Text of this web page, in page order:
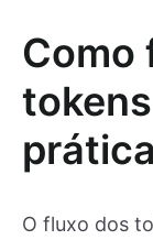
Como
prática
O fluxo dos